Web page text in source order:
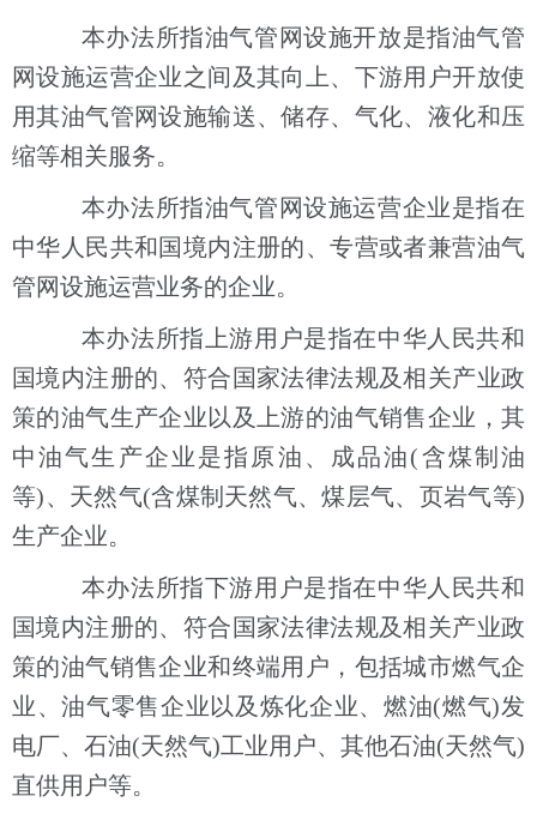
本办法所指油气管网设施开放是指油气管
网设施运营企业之间及其向上、下游用户开放使
用其油气管网设施输送、储存、气化、液化和压
缩等相关服务。
本办法所指油气管网设施运营企业是指在
中华人民共和国境内注册的、专营或者兼营油气
管网设施运营业务的企业。
本办法所指上游用户是指在中华人民共和
国境内注册的、符合国家法律法规及相关产业政
策的油气生产企业以及上游的油气销售企业，其
中油气生产企业是指原油、成品油(含煤制油
等)、天然气(含煤制天然气、煤层气、页岩气等)
生产企业。
本办法所指下游用户是指在中华人民共和
国境内注册的、符合国家法律法规及相关产业政
策的油气销售企业和终端用户，包括城市燃气企
业、油气零售企业以及炼化企业、燃油(燃气)发
电厂、石油(天然气)工业用户、其他石油(天然气)
直供用户等。